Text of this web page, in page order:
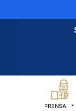
PRENSA